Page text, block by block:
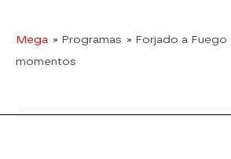
Mega » Programas » Forjado a Fuego
momentos